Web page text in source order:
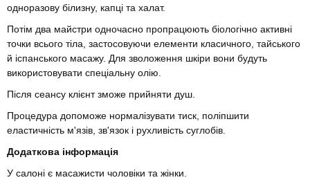
одноразову білизну, капці та халат.
Потім два майстри одночасно пропрацюють біологічно активні
точки всього тіла, застосовуючи елементи класичного, тайського
й іспанського масажу. Для зволоження шкіри вони будуть
використовувати спеціальну олію.
Після сеансу клієнт зможе прийняти душ.
Процедура допоможе нормалізувати тиск, поліпшити
еластичність м'язів, зв'язок і рухливість суглобів.
Додаткова інформація
У салоні є масажисти чоловіки та жінки.